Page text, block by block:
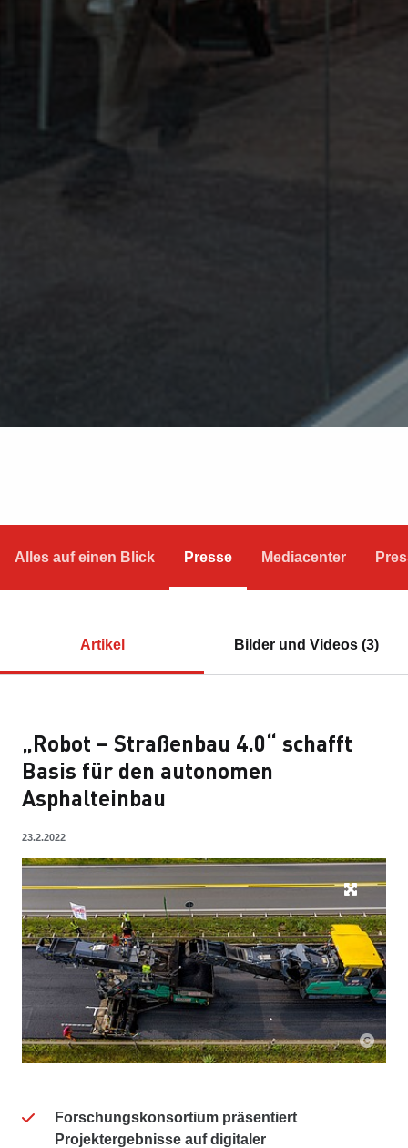
Alles auf einen Blick Presse Mediacenter
Artikel Bilder und Videos (3)
„Robot – Straßenbau 4.0“ schafft
Basis für den autonomen
Asphalteinbau
23.2.2022
Forschungskonsortium präsentiert
Projektergebnisse auf digitaler